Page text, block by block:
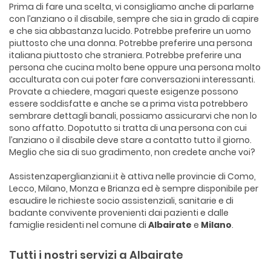
Prima di fare una scelta, vi consigliamo anche di parlarne
con l’anziano o il disabile, sempre che sia in grado di capire
e che sia abbastanza lucido. Potrebbe preferire un uomo
piuttosto che una donna. Potrebbe preferire una persona
italiana piuttosto che straniera. Potrebbe preferire una
persona che cucina molto bene oppure una persona molto
acculturata con cui poter fare conversazioni interessanti.
Provate a chiedere, magari queste esigenze possono
essere soddisfatte e anche se a prima vista potrebbero
sembrare dettagli banali, possiamo assicurarvi che non lo
sono affatto. Dopotutto si tratta di una persona con cui
l’anziano o il disabile deve stare a contatto tutto il giorno.
Meglio che sia di suo gradimento, non credete anche voi?
Assistenzaperglianziani.it è attiva nelle provincie di Como,
Lecco, Milano, Monza e Brianza ed è sempre disponibile per
esaudire le richieste socio assistenziali, sanitarie e di
badante convivente provenienti dai pazienti e dalle
famiglie residenti nel comune di Albairate e Milano.
Tutti i nostri servizi a Albairate